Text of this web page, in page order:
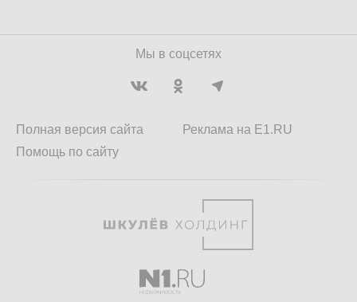
Мы в соцсетях
Полная версия сайта
Помощь по сайту
Реклама на E1.RU